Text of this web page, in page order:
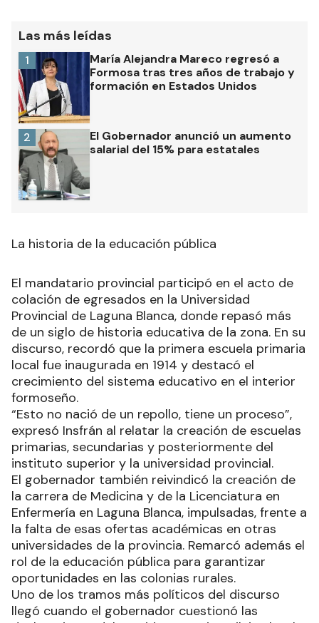
Las más leídas
María Alejandra Mareco regresó a
Formosa tras tres años de trabajo y
formación en Estados Unidos
1
El Gobernador anunció un aumento
salarial del 15% para estatales
2
La historia de la educación pública
El mandatario provincial participó en el acto de
colación de egresados en la Universidad
Provincial de Laguna Blanca, donde repasó más
de un siglo de historia educativa de la zona. En su
discurso, recordó que la primera escuela primaria
local fue inaugurada en 1914 y destacó el
crecimiento del sistema educativo en el interior
formoseño.
“Esto no nació de un repollo, tiene un proceso”,
expresó Insfrán al relatar la creación de escuelas
primarias, secundarias y posteriormente del
instituto superior y la universidad provincial.
El gobernador también reivindicó la creación de
la carrera de Medicina y de la Licenciatura en
Enfermería en Laguna Blanca, impulsadas, frente a
la falta de esas ofertas académicas en otras
universidades de la provincia. Remarcó además el
rol de la educación pública para garantizar
oportunidades en las colonias rurales.
Uno de los tramos más políticos del discurso
llegó cuando el gobernador cuestionó las